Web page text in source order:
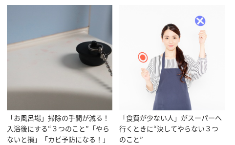
「お風呂場」掃除の手間が減る！
入浴後にする“３つのこと”「やら
ないと損」「カビ予防になる！」
「食費が少ない人」がスーパーへ
行くときに“決してやらない３つ
のこと”